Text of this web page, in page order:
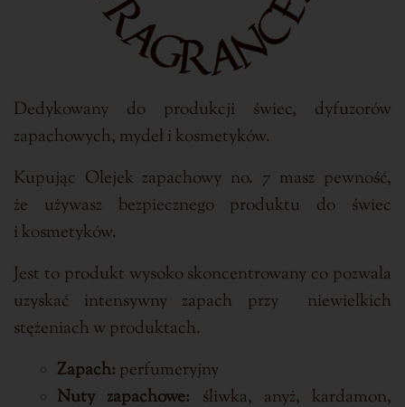
Dedykowany do produkcji świec, dyfuzorów
zapachowych, mydeł i kosmetyków.
Kupując Olejek zapachowy no. 7 masz pewność,
że używasz bezpiecznego produktu do świec
i kosmetyków.
Jest to produkt wysoko skoncentrowany co pozwala
uzyskać intensywny zapach przy niewielkich
stężeniach w produktach.
Zapach: perfumeryjny
Nuty zapachowe: śliwka, anyż, kardamon,